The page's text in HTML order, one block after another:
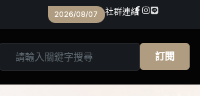
2026/08/07 社群連結
訂閱